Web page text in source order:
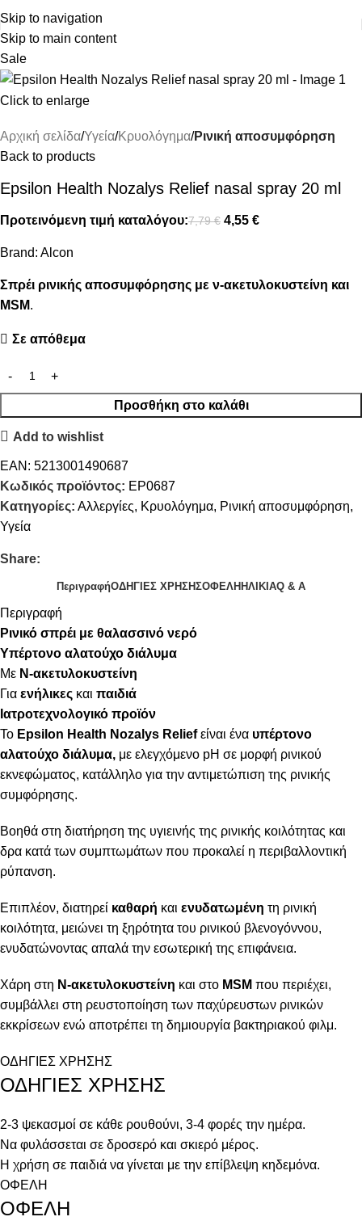
Skip to navigation
Skip to main content
ΔΩΡΕΑΝ ΜΕΤΑΦΟΡΙΚΑ ΑΝΩ ΤΩΝ 45€
Sale
Click to enlarge
Αρχική σελίδα Υγεία Κρυολόγημα Ρινική αποσυμφόρηση
Back to products
Epsilon Health Nozalys Relief nasal spray 20 ml
Προτεινόμενη τιμή καταλόγου:7,79€ 4,55 €
Brand: Alcon
Σπρέι ρινικής αποσυμφόρησης με ν-ακετυλοκυστείνη και
MSM.
Σε απόθεμα
Προσθήκη στο καλάθι
Add to wishlist
EAN: 5213001490687
Κωδικός προϊόντος: EP0687
Κατηγορίες: Αλλεργίες, Κρυολόγημα, Ρινική αποσυμφόρηση,
Υγεία
Share:
ΠεριγραφήΟΔΗΓΙΕΣ ΧΡΗΣΗΣΟΦΕΛΗ ΗΛΙΚΙΑQ & A
Περιγραφή
Ρινικό σπρέι με θαλασσινό νερό
Υπέρτονο αλατούχο διάλυμα
Με Ν-ακετυλοκυστείνη
Για ενήλικες και παιδιά
Ιατροτεχνολογικό προϊόν
Το Epsilon Health Nozalys Reliefείναι ένα υπέρτονο
αλατούχο διάλυμα, με ελεγχόμενο pH σε μορφή ρινικού
εκνεφώματος, κατάλληλο για την αντιμετώπιση της ρινικής
συμφόρησης.
Βοηθά στη διατήρηση της υγιεινής της ρινικής κοιλότητας και
δρα κατά των συμπτωμάτων που προκαλεί η περιβαλλοντική
ρύπανση.
Eπιπλέον, διατηρεί καθαρή και ενυδατωμένη τη ρινική
κοιλότητα, μειώνει τη ξηρότητα του ρινικού βλενογόννου,
ενυδατώνοντας απαλά την εσωτερική της επιφάνεια.
Χάρη στη Ν-ακετυλοκυστείνη και στο MSM που περιέχει,
συμβάλλει στη ρευστοποίηση των παχύρευστων ρινικών
εκκρίσεων ενώ αποτρέπει τη δημιουργία βακτηριακού φιλμ.
ΟΔΗΓΙΕΣ ΧΡΗΣΗΣ
ΟΔΗΓΙΕΣ ΧΡΗΣΗΣ
2-3 ψεκασμοί σε κάθε ρουθούνι, 3-4 φορές την ημέρα.
Να φυλάσσεται σε δροσερό και σκιερό μέρος.
Η χρήση σε παιδιά να γίνεται με την επίβλεψη κηδεμόνα.
ΟΦΕΛΗ
ΟΦΕΛΗ